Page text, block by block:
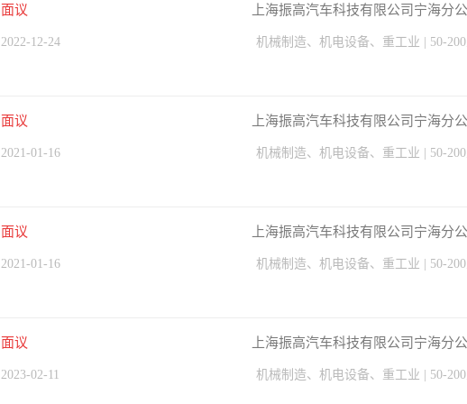
面议 上海振高汽车科技有限公司宁海分
2022-12-24
机械制造、机电设备、重工业 | 50-
面议 上海振高汽车科技有限公司宁海分
2021-01-16
机械制造、机电设备、重工业 | 50-
面议 上海振高汽车科技有限公司宁海分
2021-01-16
机械制造、机电设备、重工业 | 50-
面议 上海振高汽车科技有限公司宁海分
2023-02-11
机械制造、机电设备、重工业 | 50-